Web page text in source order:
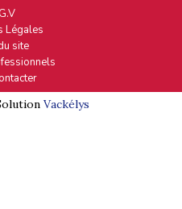
Légales
site
Vackélys